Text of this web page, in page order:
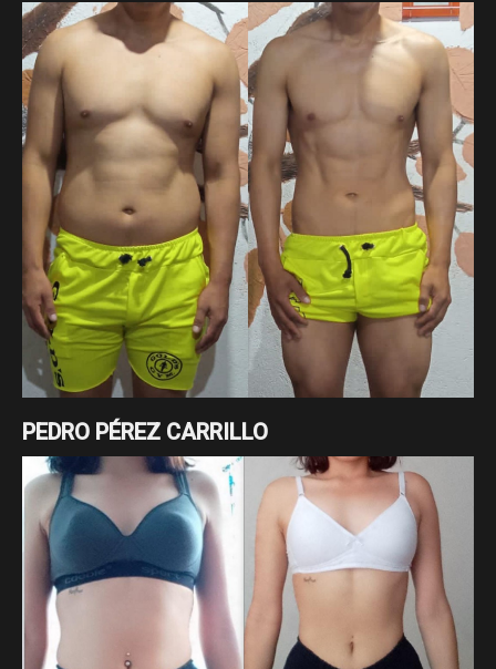
PEDRO PÉREZ CARRILLO
Cambio enfocado a pérdida de grasa